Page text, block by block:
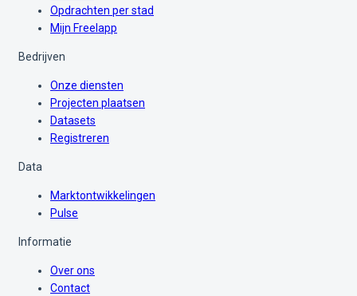
Opdrachten per stad
Mijn Freelapp
Bedrijven
Onze diensten
Projecten plaatsen
Datasets
Registreren
Data
Marktontwikkelingen
Pulse
Informatie
Over ons
Contact